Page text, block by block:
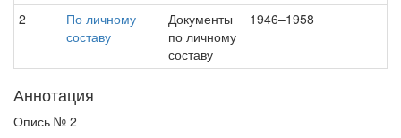
2
По личному
составу
Документы
по личному
составу
1946–1958
Аннотация
Опись № 2